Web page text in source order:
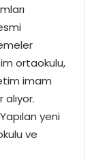
ortaokulu,
imam
yeni
ve